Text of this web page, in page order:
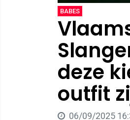
BABES
deze
outfit
06/09/2025